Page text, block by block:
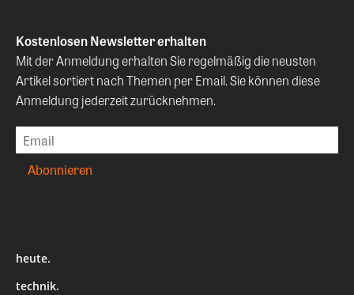
Kostenlosen Newsletter erhalten
Mit der Anmeldung erhalten Sie regelmäßig die neusten
Artikel sortiert nach Themen per Email. Sie können diese
Anmeldung jederzeit zurücknehmen.
heute.
technik.